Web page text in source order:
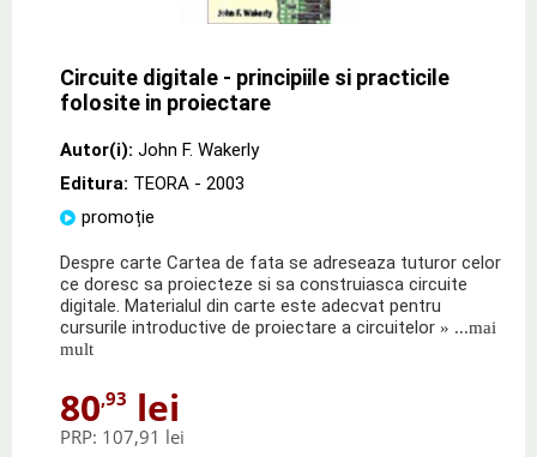
Circuite digitale - principiile si practicile
folosite in proiectare
Autor(i): John F. Wakerly
Editura: TEORA - 2003
promoție
Despre carte Cartea de fata se adreseaza tuturor celor
ce doresc sa proiecteze si sa construiasca circuite
digitale. Materialul din carte este adecvat pentru
cursurile introductive de proiectare a circuitelor » ...mai
mult
80,93 lei
PRP: 107,91 lei